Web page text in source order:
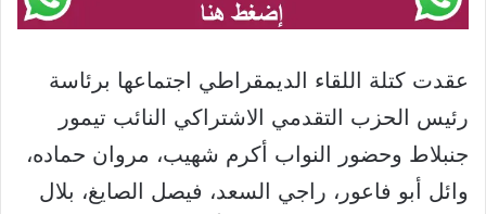
عقدت كتلة اللقاء الديمقراطي اجتماعها برئاسة
رئيس الحزب التقدمي الاشتراكي النائب تيمور
جنبلاط وحضور النواب أكرم شهيب، مروان حماده،
وائل أبو فاعور، راجي السعد، فيصل الصايغ، بلال